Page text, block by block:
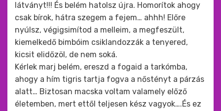
látványt!!! És belém hatolsz újra. Homorítok ahogy
csak bírok, hátra szegem a fejem… ahhh! Előre
nyúlsz, végigsimítod a melleim, a megfeszült,
kiemelkedő bimbóim csiklandozzák a tenyered,
kicsit elidőzöl, de nem soká.
Kérlek marj belém, ereszd a fogaid a tarkómba,
ahogy a hím tigris tartja fogva a nőstényt a párzás
alatt… Biztosan macska voltam valamely előző
életemben, mert ettől teljesen kész vagyok….És ez